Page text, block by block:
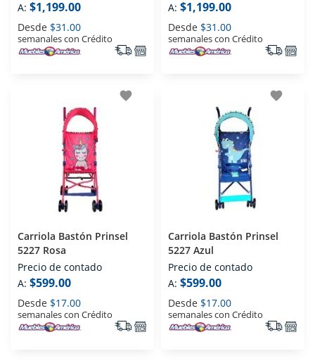
A: $1,199.00
Desde $31.00
semanales con Crédito
A: $1,199.00
Desde $31.00
semanales con Crédito
favorite
Carriola Bastón Prinsel
5227 Rosa
Precio de contado
A: $599.00
Desde $17.00
semanales con Crédito
favorite
Carriola Bastón Prinsel
5227 Azul
Precio de contado
A: $599.00
Desde $17.00
semanales con Crédito